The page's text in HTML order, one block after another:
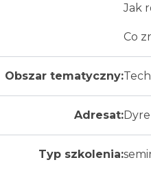
Jak
Co
Obszar tematyczny:
Adresat:
Typ szkolenia: